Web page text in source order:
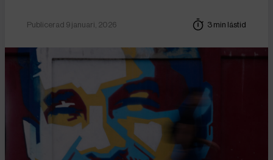
Publicerad 9 januari, 2026 3 min lästid